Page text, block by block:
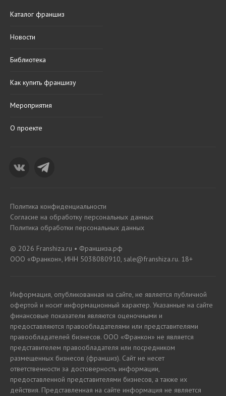
Каталог франшиз
Новости
Библиотека
Как купить франшизу
Мероприятия
О проекте
Политика конфиденциальности
Согласие на обработку персональных данных
Политика обработки персональных данных
© 2026 Franshiza.ru • Франшиза.рф
ООО «Франкон», ИНН 5038080910, sale@franshiza.ru. 18+
Информация, опубликованная на сайте, не является публичной
офертой и носит информационный характер. Указанные на сайте
финансовые показатели являются оценочными и
предоставляются правообладателями или представителями
правообладателей бизнесов. ООО «Франкон» не является
представителем правообладателя или посредником
размещенных бизнесов (франшиз). Сайт не несет
ответственности за достоверность информации,
предоставленной представителями бизнесов, а также их
действия. Представленная на сайте информация не является